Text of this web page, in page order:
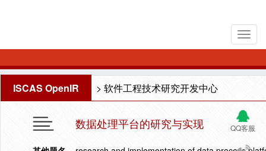
ISCAS OpenIR > 软件工程技术研究开发中心
QQ客服
数据处理平台的研究与实现